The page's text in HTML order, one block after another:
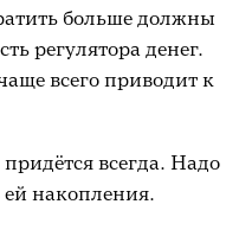
больше должны
регулятора денег.
всего приводит к
всегда. Надо
ей накопления.